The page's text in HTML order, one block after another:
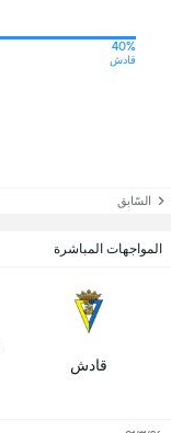
40%
قادش
السّابق
المواجهات المباشرة
قادش